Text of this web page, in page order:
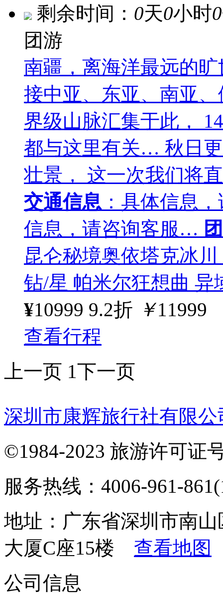
剩余时间： 0天0小时0
团游
南疆，离海洋最远的
接中亚、东亚、南亚
界级山脉汇集于此，
都与这里有关… 秋日
壮景， 这一次我们将
交通信息 ：具体信息
信息，请咨询客服…
昆仑秘境奥依塔克冰川
钻/星 帕米尔狂想曲 异
¥10999 9.2折 ￥11999
查看行程
上一页 1下一页
深圳市康辉旅行社有限
©1984-2023 旅游许可证
服务热线：4006-961-
地址：广东省深圳市南
大厦C座15楼 查看地图
公司信息